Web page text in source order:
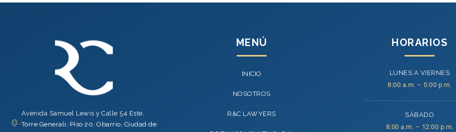
Avenida Samuel Lewis y Calle 54 Este,
Torre Generali, Piso 20, Obarrio, Ciudad de
MENÚ
INICIO
NOSOTROS
R&C LAWYERS
HORARIOS
LUNES A VIERNES
8:00 a.m. – 5:00 p.m.
SÁBADO
8:00 a.m. – 12:00 p.m.